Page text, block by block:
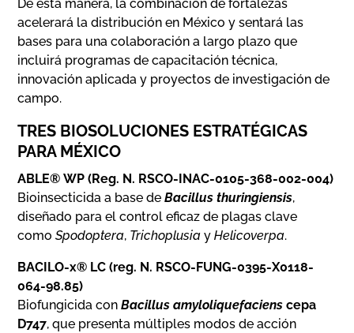
De esta manera, la combinación de fortalezas
acelerará la distribución en México y sentará las
bases para una colaboración a largo plazo que
incluirá programas de capacitación técnica,
innovación aplicada y proyectos de investigación de
campo.
TRES BIOSOLUCIONES ESTRATÉGICAS
PARA MÉXICO
ABLE® WP (Reg. N. RSCO-INAC-0105-368-002-004)
Bioinsecticida a base deBacillus thuringiensis,
diseñado para el control eficaz de plagas clave
comoSpodoptera, Trichoplusia yHelicoverpa.
BACILO-x® LC (reg. N. RSCO-FUNG-0395-X0118-
064-98.85)
Biofungicida conBacillus amyloliquefaciens cepa
D747, que presenta múltiples modos de acción